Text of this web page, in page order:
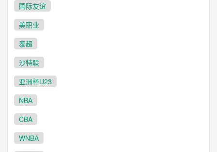
国际友谊
美职业
泰超
沙特联
亚洲杯U23
NBA
CBA
WNBA